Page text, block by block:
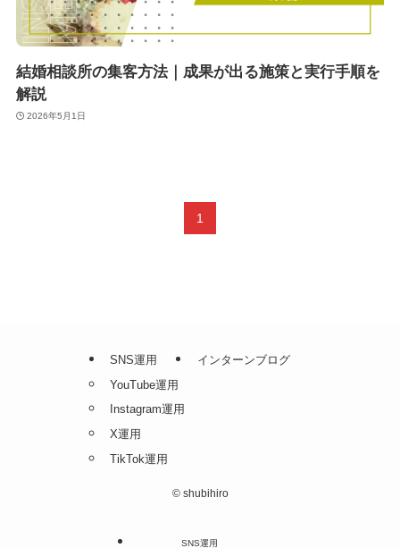
結婚相談所の集客方法｜成果が出る施策と実行手順を
解説
2026年5月1日
1
SNS運用
YouTube運用
Instagram運用
X運用
TikTok運用
インターンブログ
©shubihiro
SNS運用